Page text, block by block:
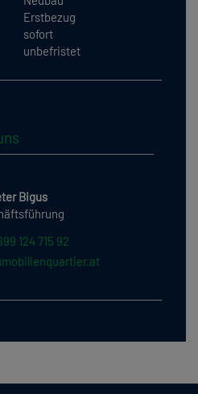
Erstbezug
sofort
unbefristet
Bigus
124 715 92